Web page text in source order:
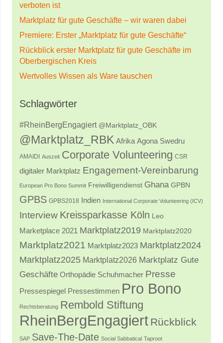
verboten ist
Marktplatz für gute Geschäfte – wir waren dabei
Premiere: Erster „Marktplatz für gute Geschäfte“
Rückblick erster Marktplatz für gute Geschäfte im
Oberbergischen Kreis
Wertvolles Wissen als Ware tauschen
Schlagwörter
#RheinBergEngagiert @Marktplatz_OBK
@Marktplatz_RBK Afrika Agona Swedru
AMAIDI Auszeit Corporate Volunteering CSR
digitaler Marktplatz Engagement-Vereinbarung
European Pro Bono Summit Freiwilligendienst Ghana GPBN
GPBS GPBS2018 Indien International Corporate Volunteering (ICV)
Interview Kreissparkasse Köln Leo
Marketplace 2021 Marktplatz2019 Marktplatz2020
Marktplatz2021 Marktplatz2023 Marktplatz2024
Marktplatz2025 Marktplatz2026 Marktplatz Gute
Geschäfte Orthopädie Schuhmacher Presse
Pressespiegel Pressestimmen Pro Bono
Rechtsberatung Rembold Stiftung
RheinBergEngagiert Rückblick
SAP Save-The-Date Social Sabbatical Taproot